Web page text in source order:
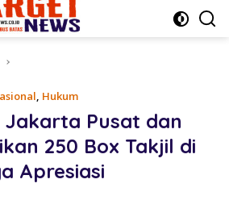
, Hukum
Jakarta Pusat dan
250 Box Takjil di
Apresiasi